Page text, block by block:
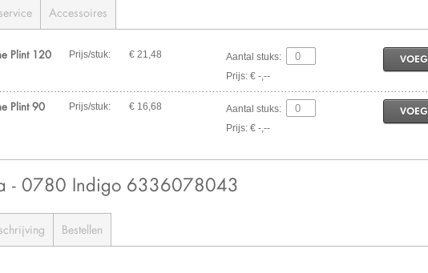
Accessoires
Plint 120
Prijs/stuk: € 21,48
Aantal stuks:
Prijs: € -,--
Plint 90
Prijs/stuk: € 16,68
Aantal stuks:
Prijs: € -,--
- 0780 Indigo 6336078043
Bestellen